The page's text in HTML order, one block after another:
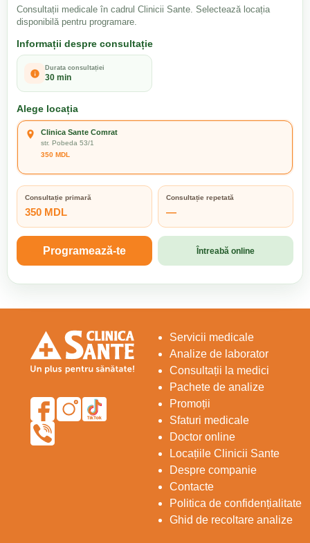
Consultații medicale în cadrul Clinicii Sante. Selectează locația
disponibilă pentru programare.
Informații despre consultație
Durata consultației
30 min
Alege locația
Clinica Sante Comrat
str. Pobeda 53/1
350 MDL
Consultație primară
350 MDL
Consultație repetată
—
Programează-te Întreabă online
Servicii medicale
Analize de laborator
Consultații la medici
Pachete de analize
Promoții
Sfaturi medicale
Doctor online
Locațiile Clinicii Sante
Despre companie
Contacte
Politica de confidențialitate
Ghid de recoltare analize